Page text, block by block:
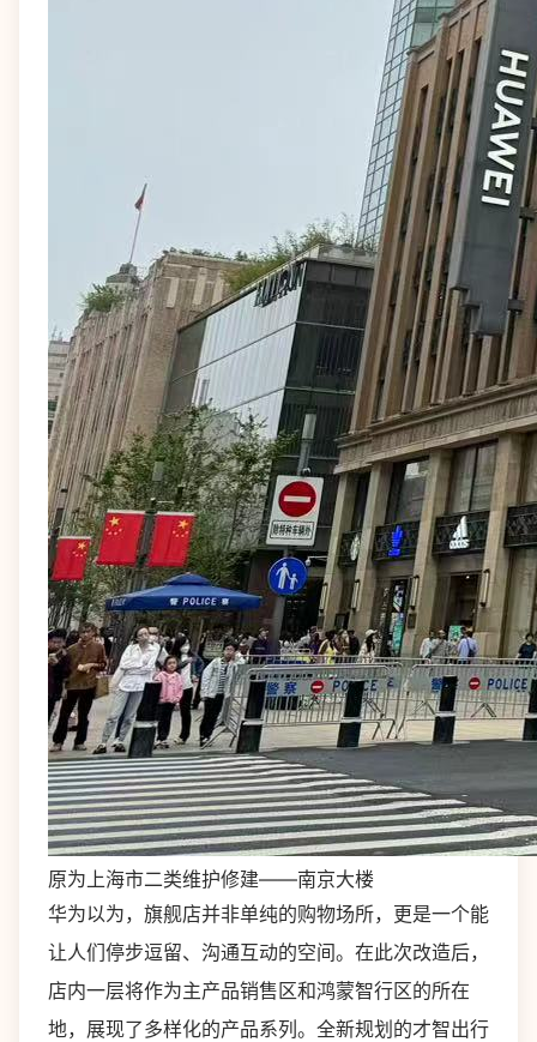
原为上海市二类维护修建——南京大楼
华为以为，旗舰店并非单纯的购物场所，更是一个能
让人们停步逗留、沟通互动的空间。在此次改造后，
店内一层将作为主产品销售区和鸿蒙智行区的所在
地，展现了多样化的产品系列。全新规划的才智出行